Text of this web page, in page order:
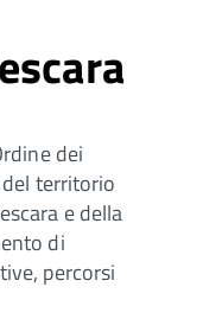
dei
territorio
e della
di
percorsi